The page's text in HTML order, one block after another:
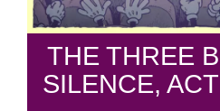
THE THREE
SILENCE,